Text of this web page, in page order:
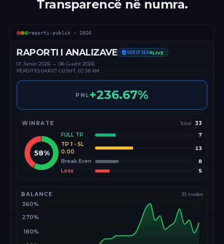
Transparencë në numra.
raporti-publik · 2026
RAPORTI I ANALIZAVE VERIFIED LIVE
01 Janar 2026 → 06 Gusht 2026
PËRDITËSUAR07 GUSHT, 02:58 AM
PNL +236.67%
WINRATE Total 33
58%
FULL TP
7
TP 1 - SL
0.00
13
Break Even
8
Loss
5
BALANCE 33 trades
180%
270%
360%